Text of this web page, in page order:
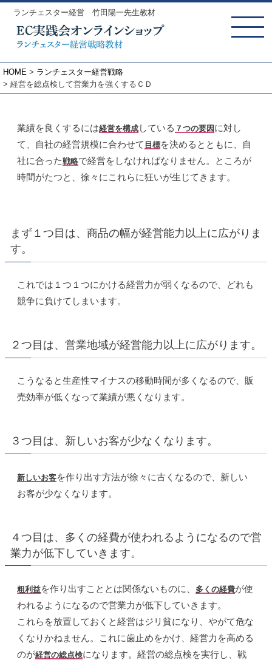
ランチェスター経営 竹田陽一先生教材
HOME
ランチェスター経営戦略
経営を総点検して営業力を強くするＣＤ
業績を良くするには経営を構成 している ７つの要因 に対し
て、自社の経営規模に合わせて 目標を決めるとともに、自
社に合った戦略で経営をしなければなりません。ところが
時間がたつと、徐々にこれらに狂いが生じてきます。
まず１つ目は、商品の幅が経営能力以上に広がりま
す。
これでは１つ１つにかける経営力が弱くなるので、どれも
競争に負けてしまいます。
２つ目は、営業地域が経営能力以上に広がります。
こうなると生産性マイナスの移動時間が多くなるので、販
売効率が低くなって業績が悪くなります。
３つ目は、新しいお客が少なくなります。
新しいお客を作り出す方法が徐々に古くなるので、新しい
お客が少なくなります。
４つ目は、多くの経費が使われるようになるので営
業力が低下していきます。
粗利益を作り出すこととは関係ないものに、 多くの経費が使
われるようになるので営業力が低下していきます。
これらを放置しておくと経営はジリ貧になり、やがて危な
くなりかねません。これに歯止めをかけ、経営力を高める
のが経営の総点検になります。経営の総点検を実行し、戦